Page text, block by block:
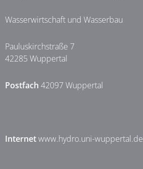
Wasserwirtschaft und Wasserbau
Pauluskirchstraße 7
42285 Wuppertal
Postfach 42097 Wuppertal
Internetwww.hydro.uni-wuppertal.de